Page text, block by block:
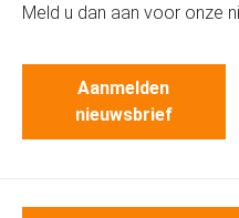
Meld u dan aan voor onze
Aanmelden
nieuwsbrief